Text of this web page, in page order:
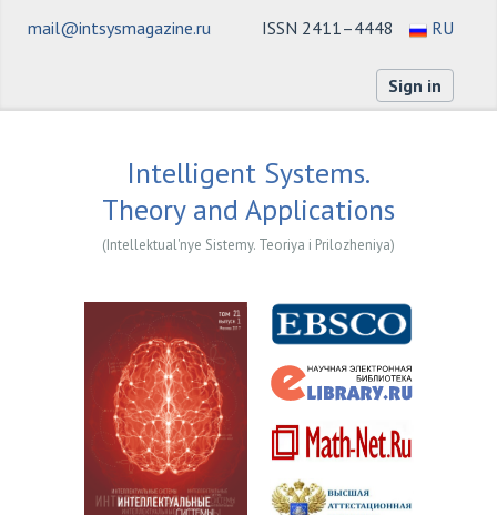
ISSN 2411–4448 RU
mail@intsysmagazine.ru
Sign in
Intelligent Systems.
Theory and Applications
(Intellektual'nye Sistemy. Teoriya i Prilozheniya)